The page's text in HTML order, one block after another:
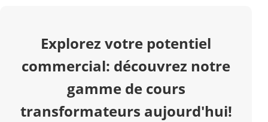
o
Explorez votre potentiel
commercial: découvrez notre
gamme de cours
transformateurs aujourd'hui!